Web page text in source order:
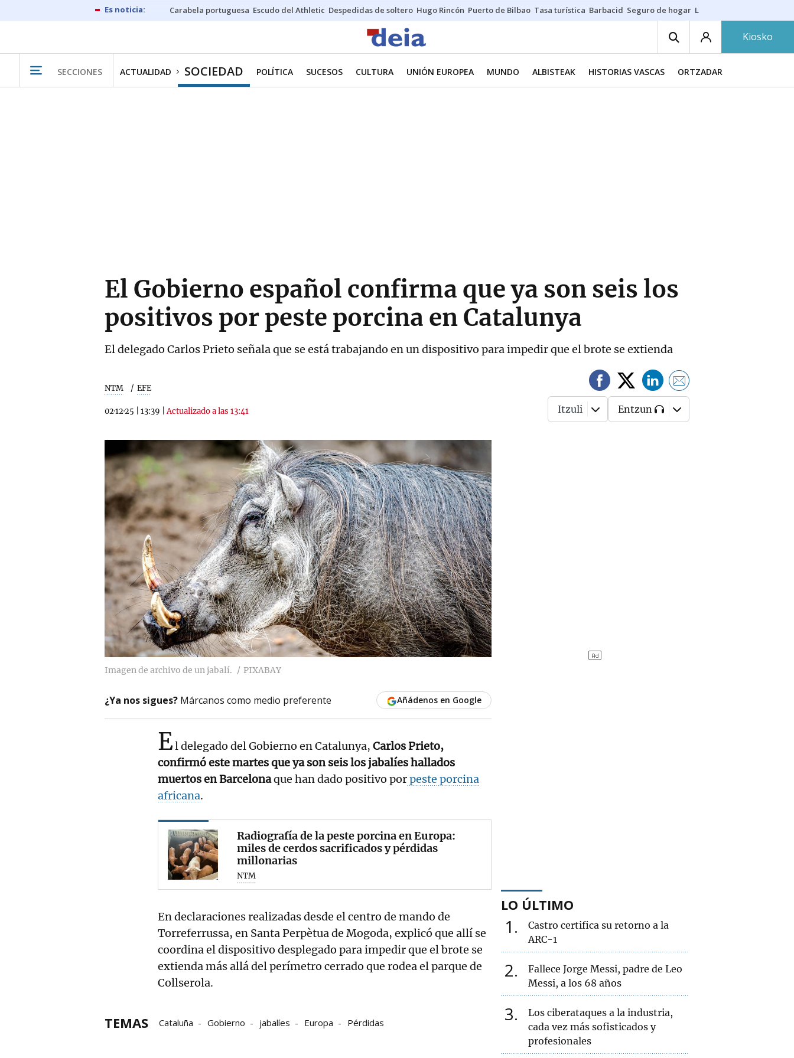
Carabela portuguesa Escudo del Athletic Despedidas de soltero Hugo Rincón Puerto de Bilbao Tasa turística Barbacid Seguro de hogar Lío Athletic-Osasuna
Kiosko
SECCIONES ACTUALIDAD SOCIEDAD POLÍTICA SUCESOS CULTURA UNIÓN EUROPEA MUNDO ALBISTEAK HISTORIAS VASCAS ORTZADAR
El Gobierno español confirma que ya son seis los
positivos por peste porcina en Catalunya
El delegado Carlos Prieto señala que se está trabajando en un dispositivo para impedir que el brote se extienda
NTM EFE
02·12·25 13:39 |Actualizado a las 13:41 Itzuli Entzun
Imagen de archivo de un jabalí. PIXABAY
¿Ya nos sigues? Márcanos como medio preferente Añádenos en Google
El delegado del Gobierno en Catalunya, Carlos Prieto,
confirmó este martes que ya son seis los jabalíes hallados
muertos en Barcelonaque han dado positivo porpeste porcina
africana.
Radiografía de la peste porcina en Europa:
miles de cerdos sacrificados y pérdidas
millonarias
NTM
En declaraciones realizadas desde el centro de mando de
Torreferrussa, en Santa Perpètua de Mogoda, explicó que allí se
coordina el dispositivo desplegado para impedir que el brote se
extienda más allá del perímetro cerrado que rodea el parque de
Collserola.
TEMAS Cataluña Gobierno jabalíes Europa Pérdidas
LO ÚLTIMO
1
Castro certifica su retorno a la
ARC-1
2
Fallece Jorge Messi, padre de Leo
Messi, a los 68 años
3
Los ciberataques a la industria,
cada vez más sofisticados y
profesionales